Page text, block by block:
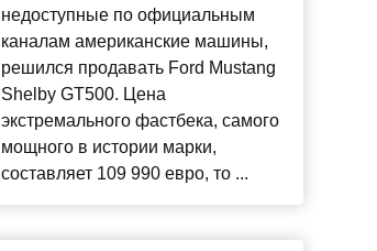
недоступные по официальным
каналам американские машины,
решился продавать Ford Mustang
Shelby GT500. Цена
экстремального фастбека, самого
мощного в истории марки,
составляет 109 990 евро, то ...